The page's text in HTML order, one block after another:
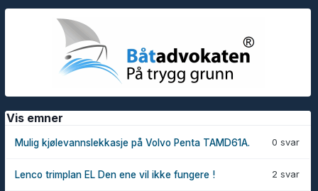
Vis emner
0 svar
Mulig kjølevannslekkasje på Volvo Penta TAMD61A.
2 svar
Lenco trimplan EL Den ene vil ikke fungere !